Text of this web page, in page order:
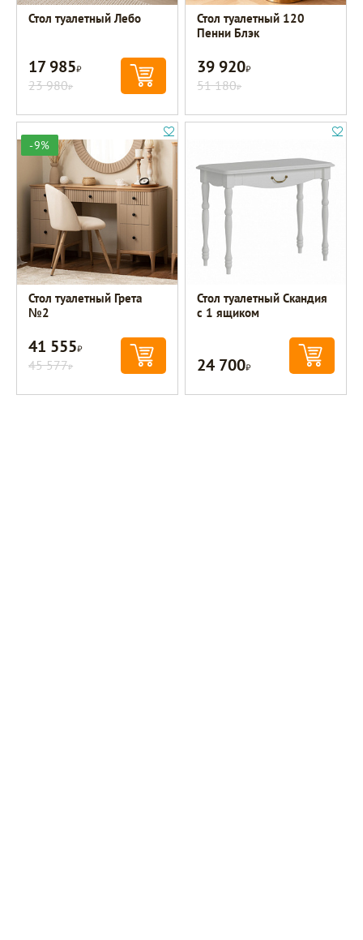
Стол туалетный Лебо
17 985Р
23 980Р
Стол туалетный 120
Пенни Блэк
39 920Р
51 180Р
-9%
Стол туалетный Грета
№2
41 555Р
45 577Р
Стол туалетный Скандия
с 1 ящиком
24 700Р